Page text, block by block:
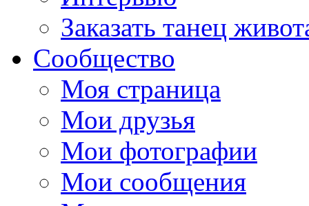
Заказать танец
Сообщество
Моя страница
Мои друзья
Мои фотографии
Мои сообщения